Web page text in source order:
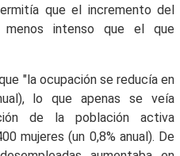
que el incremento del
menos intenso que el que
"la ocupación se reducía en
lo que apenas se veía
de la población activa
mujeres (un 0,8% anual). De